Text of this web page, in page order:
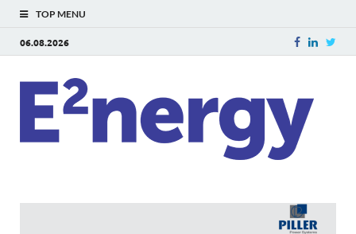
TOP MENU
06.08.2026